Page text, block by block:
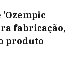
fabricação,
produto